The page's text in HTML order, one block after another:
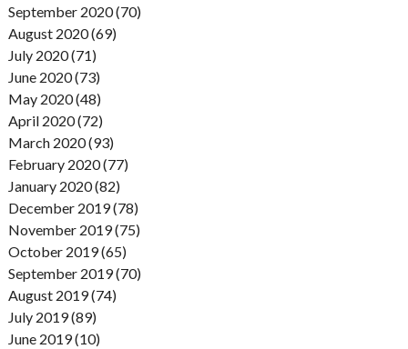
September 2020 (70)
August 2020 (69)
July 2020 (71)
June 2020 (73)
May 2020 (48)
April 2020 (72)
March 2020 (93)
February 2020 (77)
January 2020 (82)
December 2019 (78)
November 2019 (75)
October 2019 (65)
September 2019 (70)
August 2019 (74)
July 2019 (89)
June 2019 (10)